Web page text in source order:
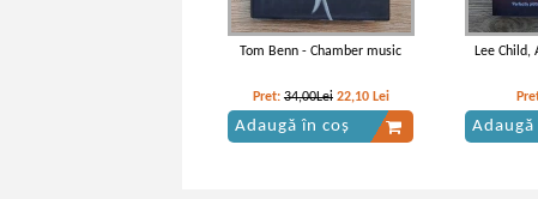
Tom Benn - Chamber music
Pret: 34,00Lei 22,10 Lei
Adaugă în coș
Lee Child,
Adaugă